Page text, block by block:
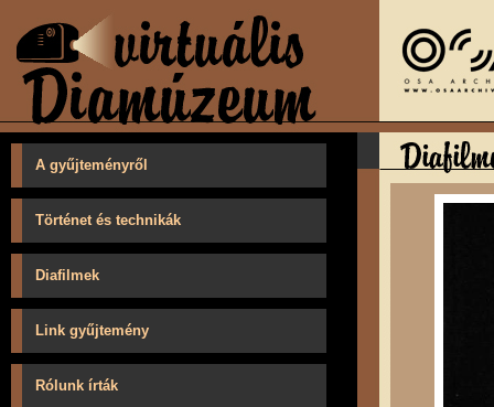
A gyűjteményről
Történet és technikák
Diafilmek
Link gyűjtemény
Rólunk írták